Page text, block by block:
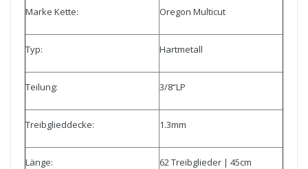
Marke Kette: Oregon Multicut
Typ: Hartmetall
Teilung: 3/8“LP
Treibglieddecke: 1.3mm
Länge: 62 Treibglieder | 45cm